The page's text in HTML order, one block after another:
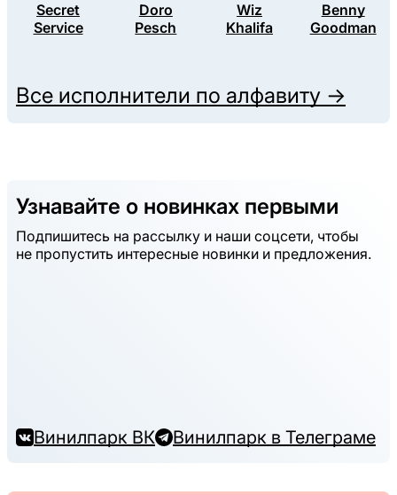
Secret
Service
Doro
Pesch
Wiz
Khalifa
Benny
Goodman
Все исполнители по алфавиту →
Узнавайте о новинках первыми
Подпишитесь на рассылку и наши соцсети, чтобы
не пропустить интересные новинки и предложения.
Винилпарк ВК Винилпарк в Телеграме